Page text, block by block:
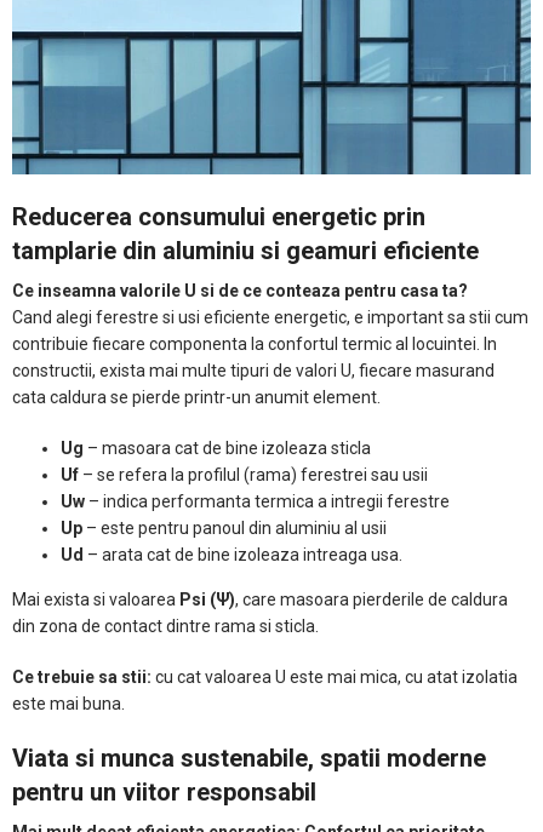
Reducerea consumului energetic prin
tamplarie din aluminiu si geamuri eficiente
Ce inseamna valorile U si de ce conteaza pentru casa ta?
Cand alegi ferestre si usi eficiente energetic, e important sa stii cum
contribuie fiecare componenta la confortul termic al locuintei. In
constructii, exista mai multe tipuri de valori U, fiecare masurand
cata caldura se pierde printr-un anumit element.
Ug – masoara cat de bine izoleaza sticla
Uf – se refera la profilul (rama) ferestrei sau usii
Uw – indica performanta termica a intregii ferestre
Up – este pentru panoul din aluminiu al usii
Ud – arata cat de bine izoleaza intreaga usa.
Mai exista si valoarea Psi (Ψ), care masoara pierderile de caldura
din zona de contact dintre rama si sticla.
Ce trebuie sa stii: cu cat valoarea U este mai mica, cu atat izolatia
este mai buna.
Viata si munca sustenabile, spatii moderne
pentru un viitor responsabil